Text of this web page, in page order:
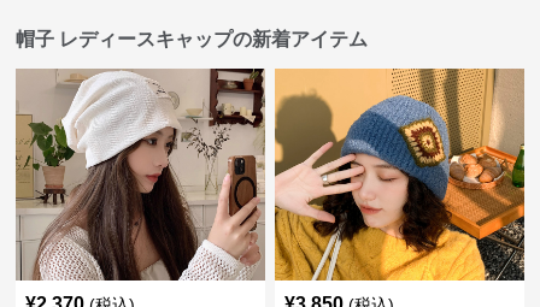
帽子 レディースキャップの新着アイテム